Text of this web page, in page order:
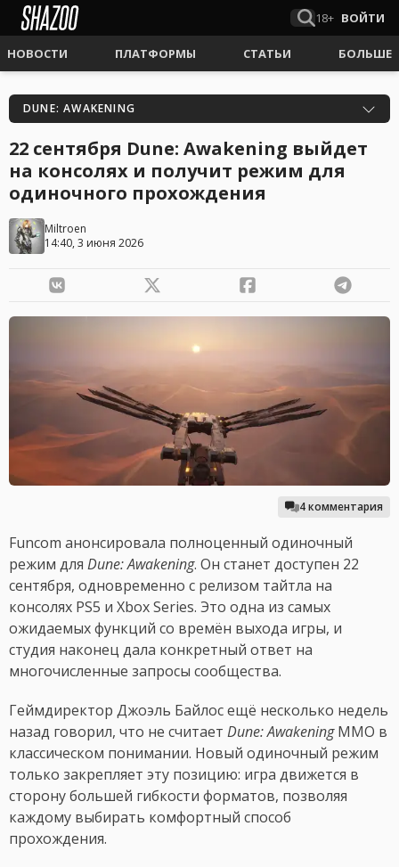
18+ ВОЙТИ
НОВОСТИ ПЛАТФОРМЫ СТАТЬИ БОЛЬШЕ
DUNE: AWAKENING
22 сентября Dune: Awakening выйдет
на консолях и получит режим для
одиночного прохождения
Miltroen
14:40, 3 июня 2026
4 комментария
Funcom анонсировала полноценный одиночный
режим для Dune: Awakening. Он станет доступен 22
сентября, одновременно с релизом тайтла на
консолях PS5 и Xbox Series. Это одна из самых
ожидаемых функций со времён выхода игры, и
студия наконец дала конкретный ответ на
многочисленные запросы сообщества.
Геймдиректор Джоэль Байлос ещё несколько недель
назад говорил, что не считает Dune: AwakeningMMO в
классическом понимании. Новый одиночный режим
только закрепляет эту позицию: игра движется в
сторону большей гибкости форматов, позволяя
каждому выбирать комфортный способ
прохождения.